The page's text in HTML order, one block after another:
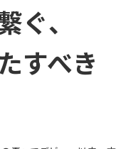
ぐ、
すべき